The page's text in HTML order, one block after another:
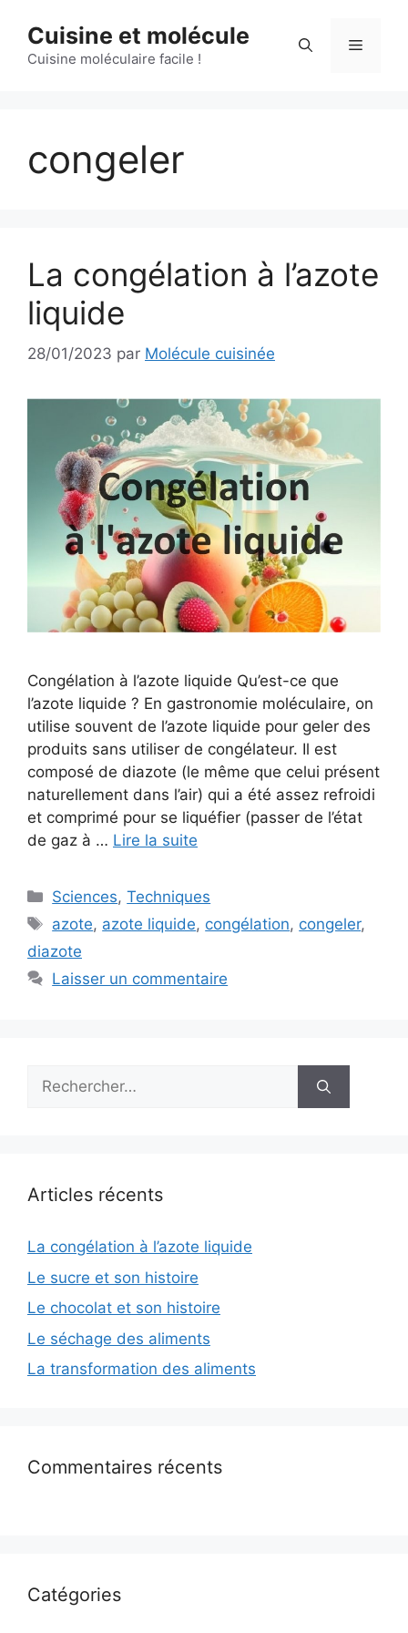
contenu
Cuisine et molécule
Cuisine moléculaire facile !
Menu
congeler
La congélation à l’azote
liquide
28/01/2023 par Molécule cuisinée
Congélation à l’azote liquide Qu’est-ce que
l’azote liquide ? En gastronomie moléculaire, on
utilise souvent de l’azote liquide pour geler des
produits sans utiliser de congélateur. Il est
composé de diazote (le même que celui présent
naturellement dans l’air) qui a été assez refroidi
et comprimé pour se liquéfier (passer de l’état
de gaz à … Lire la suite
Catégories
Sciences,Techniques
Étiquettes
azote, azote liquide, congélation, congeler,
diazote
Laisser un commentaire
Rechercher :
Articles récents
La congélation à l’azote liquide
Le sucre et son histoire
Le chocolat et son histoire
Le séchage des aliments
La transformation des aliments
Commentaires récents
Catégories